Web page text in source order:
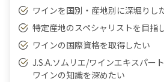
ワインを国別・産地別に深堀りし
特定産地のスペシャリストを目指
ワインの国際資格を取得したい
J.S.A.ソムリエ/ワインエキスパー
ワインの知識を深めたい